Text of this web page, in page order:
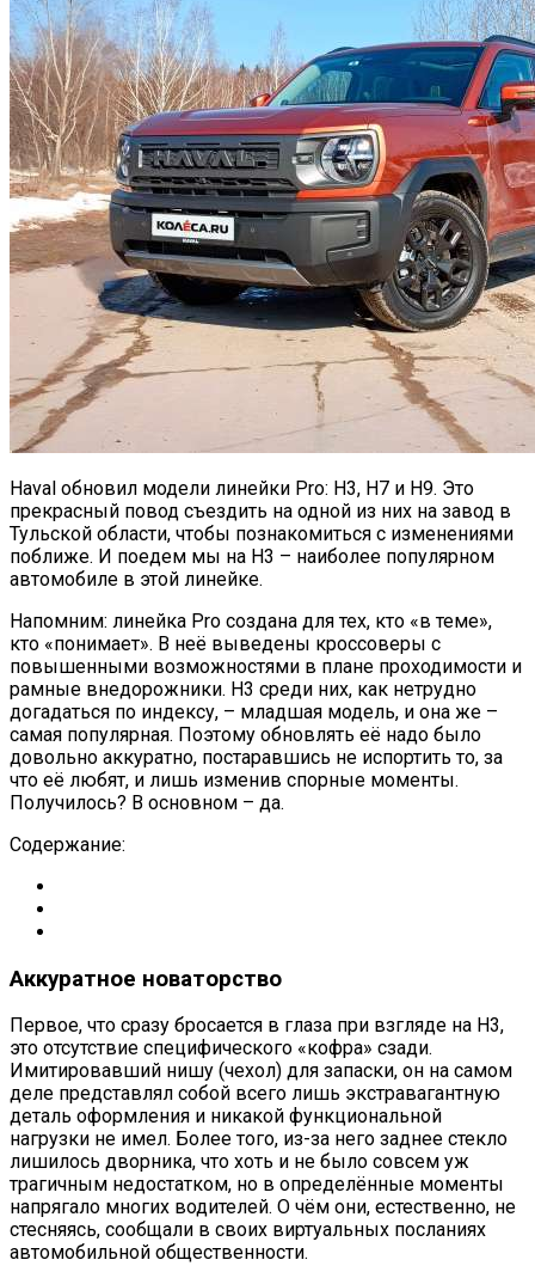
Haval обновил модели линейки Pro: H3, H7 и H9. Это
прекрасный повод съездить на одной из них на завод в
Тульской области, чтобы познакомиться с изменениями
поближе. И поедем мы на Н3 – наиболее популярном
автомобиле в этой линейке.
Напомним: линейка Pro создана для тех, кто «в теме»,
кто «понимает». В неё выведены кроссоверы с
повышенными возможностями в плане проходимости и
рамные внедорожники. Н3 среди них, как нетрудно
догадаться по индексу, – младшая модель, и она же –
самая популярная. Поэтому обновлять её надо было
довольно аккуратно, постаравшись не испортить то, за
что её любят, и лишь изменив спорные моменты.
Получилось? В основном – да.
Содержание:
Аккуратное новаторство
Первое, что сразу бросается в глаза при взгляде на Н3,
это отсутствие специфического «кофра» сзади.
Имитировавший нишу (чехол) для запаски, он на самом
деле представлял собой всего лишь экстравагантную
деталь оформления и никакой функциональной
нагрузки не имел. Более того, из-за него заднее стекло
лишилось дворника, что хоть и не было совсем уж
трагичным недостатком, но в определённые моменты
напрягало многих водителей. О чём они, естественно, не
стесняясь, сообщали в своих виртуальных посланиях
автомобильной общественности.